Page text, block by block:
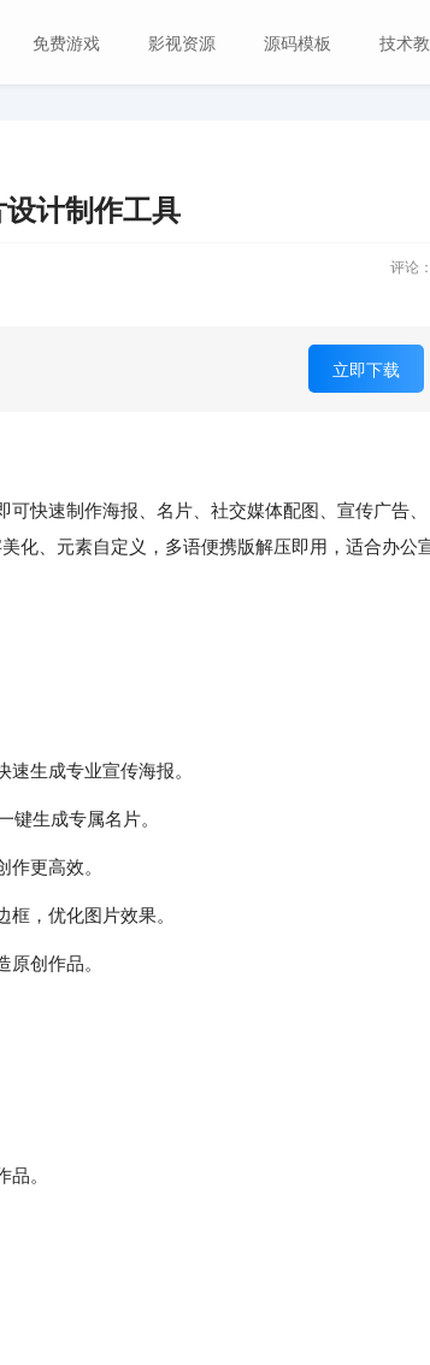
免费游戏 影视资源 源码模板 技术
计制作工具
评论：
立即下载
快速制作海报、名片、社交媒体配图、宣传广告、
化、元素自定义，多语便携版解压即用，适合办公
生成专业宣传海报。
生成专属名片。
更高效。
，优化图片效果。
创作品。
。